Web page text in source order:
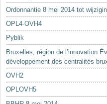
Ordonnantie 8 mei 2014 tot
OPL4-OVH4
Pyblik
Bruxelles, région de l’innovation
développement des centralités
OVH2
OPLOVH5